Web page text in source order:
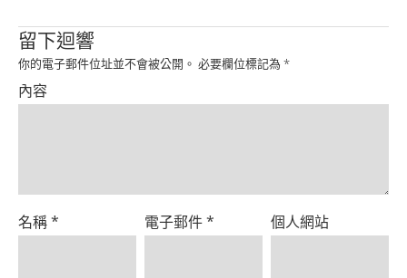
Product
留下迴響
你的電子郵件位址並不會被公開。 必要欄位標記為 *
內容
名稱* 電子郵件* 個人網站